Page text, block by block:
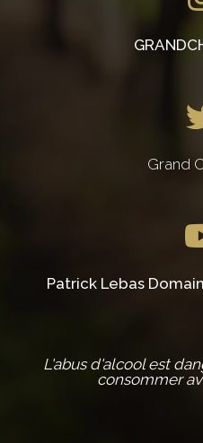
Grand
Patrick Lebas
L'abus d'alcool est
consommer